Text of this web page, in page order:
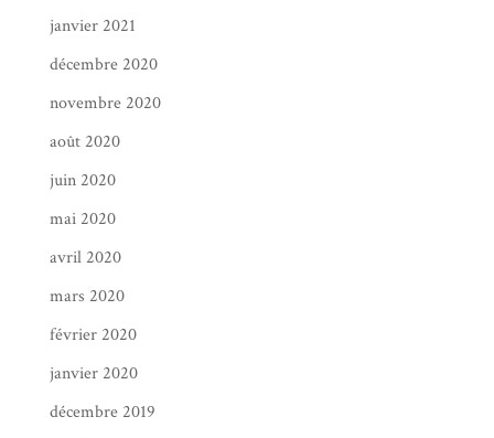
janvier 2021
décembre 2020
novembre 2020
août 2020
juin 2020
mai 2020
avril 2020
mars 2020
février 2020
janvier 2020
décembre 2019